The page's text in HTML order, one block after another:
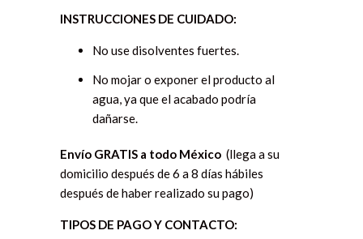
INSTRUCCIONES DE CUIDADO:
No use disolventes fuertes.
No mojar o exponer el producto al
agua, ya que el acabado podría
dañarse.
Envío GRATIS a todo México (llega a su
domicilio después de 6 a 8 días hábiles
después de haber realizado su pago)
TIPOS DE PAGO Y CONTACTO: